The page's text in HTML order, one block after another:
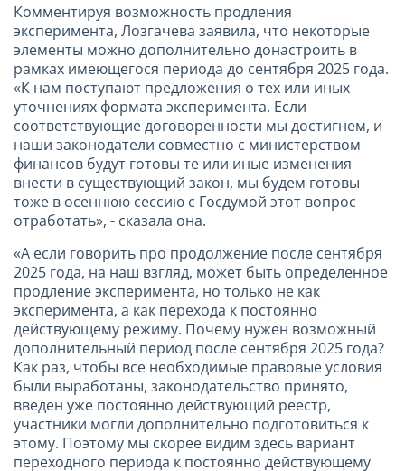
Комментируя возможность продления
эксперимента, Лозгачева заявила, что некоторые
элементы можно дополнительно донастроить в
рамках имеющегося периода до сентября 2025 года.
«К нам поступают предложения о тех или иных
уточнениях формата эксперимента. Если
соответствующие договоренности мы достигнем, и
наши законодатели совместно с министерством
финансов будут готовы те или иные изменения
внести в существующий закон, мы будем готовы
тоже в осеннюю сессию с Госдумой этот вопрос
отработать», - сказала она.
«А если говорить про продолжение после сентября
2025 года, на наш взгляд, может быть определенное
продление эксперимента, но только не как
эксперимента, а как перехода к постоянно
действующему режиму. Почему нужен возможный
дополнительный период после сентября 2025 года?
Как раз, чтобы все необходимые правовые условия
были выработаны, законодательство принято,
введен уже постоянно действующий реестр,
участники могли дополнительно подготовиться к
этому. Поэтому мы скорее видим здесь вариант
переходного периода к постоянно действующему